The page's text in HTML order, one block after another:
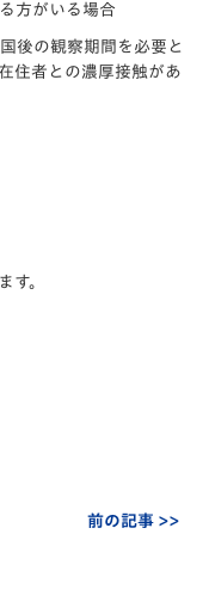
方がいる場合
後の観察期間を必要と
住者との濃厚接触があ
す。
前の記事 >>